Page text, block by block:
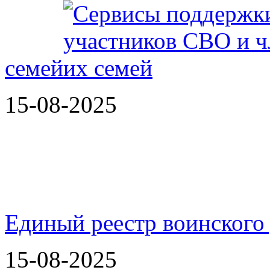
семей
15-08-2025
Единый реестр воинского
15-08-2025